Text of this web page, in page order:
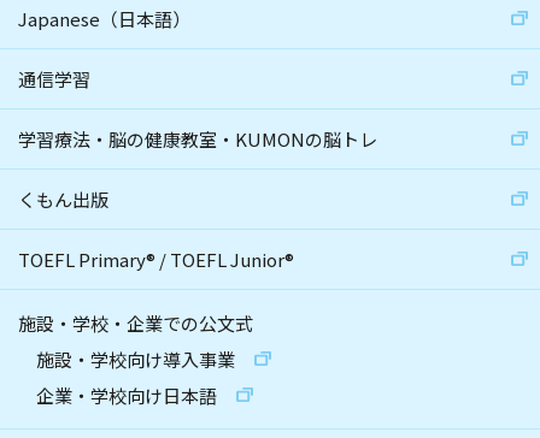
Japanese（日本語）
通信学習
学習療法・脳の健康教室・KUMONの脳トレ
くもん出版
TOEFL Primary® /TOEFL Junior®
施設・学校・企業での公文式
施設・学校向け導入事業
企業・学校向け日本語